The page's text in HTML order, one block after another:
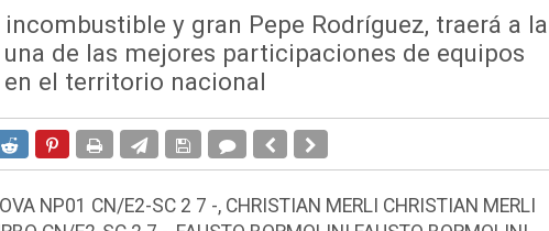
incombustible y gran Pepe Rodríguez, traerá a la
de las mejores participaciones de equipos
el territorio nacional
NP01 CN/E2-SC 2 7 -, CHRISTIAN MERLI CHRISTIAN MERLI